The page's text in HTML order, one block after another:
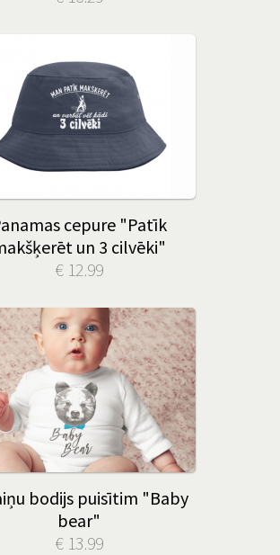
cepure "Patīk
un 3 cilvēki"
€ 12.99
bodijs puisītim "Baby
bear"
€ 13.99